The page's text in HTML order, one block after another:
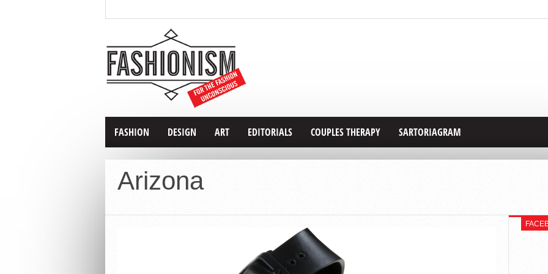
FASHION DESIGN ART EDITORIALS COUPLES THERAPY SARTORIAGRAM
Arizona